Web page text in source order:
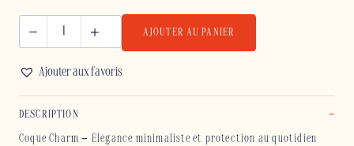
CHARM
-
SAMSUNG
AJOUTER AU PANIER
Ajouter aux favoris
DESCRIPTION
Coque Charm – Élégance minimaliste et protection au quotidien